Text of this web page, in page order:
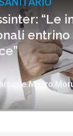
“Le
e Mauro